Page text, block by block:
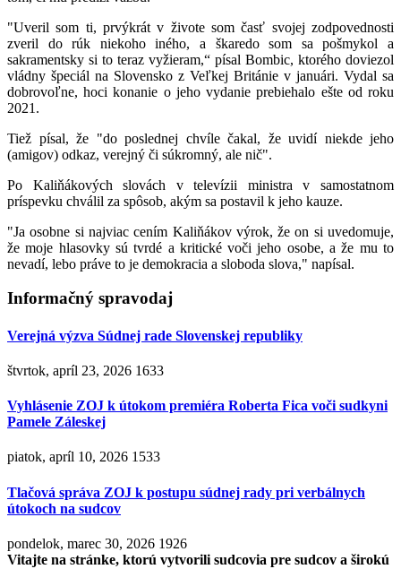
"Uveril som ti, prvýkrát v živote som časť svojej zodpovednosti
zveril do rúk niekoho iného, a škaredo som sa pošmykol a
sakramentsky si to teraz vyžieram,“ písal Bombic, ktorého doviezol
vládny špeciál na Slovensko z Veľkej Británie v januári. Vydal sa
dobrovoľne, hoci konanie o jeho vydanie prebiehalo ešte od roku
2021.
Tiež písal, že "do poslednej chvíle čakal, že uvidí niekde jeho
(amigov) odkaz, verejný či súkromný, ale nič".
Po Kaliňákových slovách v televízii ministra v samostatnom
príspevku chválil za spôsob, akým sa postavil k jeho kauze.
"Ja osobne si najviac cením Kaliňákov výrok, že on si uvedomuje,
že moje hlasovky sú tvrdé a kritické voči jeho osobe, a že mu to
nevadí, lebo práve to je demokracia a sloboda slova," napísal.
Informačný spravodaj
Verejná výzva Súdnej rade Slovenskej republiky
štvrtok, apríl 23, 2026 1633
Vyhlásenie ZOJ k útokom premiéra Roberta Fica voči sudkyni
Pamele Záleskej
piatok, apríl 10, 2026 1533
Tlačová správa ZOJ k postupu súdnej rady pri verbálnych
útokoch na sudcov
pondelok, marec 30, 2026 1926
Vitajte na stránke, ktorú vytvorili sudcovia pre sudcov a širokú